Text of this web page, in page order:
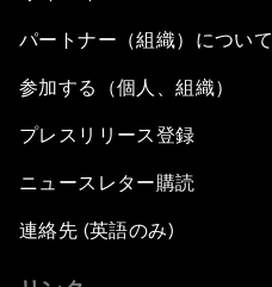
パートナー（組織）について
参加する（個人、組織）
プレスリリース登録
ニュースレター購読
連絡先 (英語のみ)